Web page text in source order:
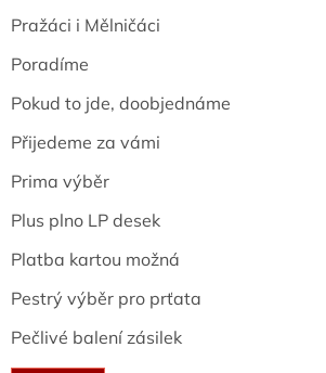
Pražáci i Mělničáci
Poradíme
Pokud to jde, doobjednáme
Přijedeme za vámi
Prima výběr
Plus plno LP desek
Platba kartou možná
Pestrý výběr pro prťata
Pečlivé balení zásilek